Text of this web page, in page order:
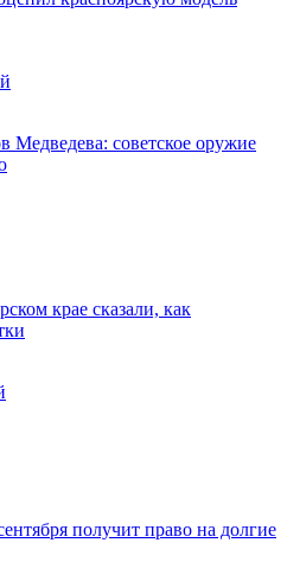
советское оружие
крае сказали, как
получит право на долгие